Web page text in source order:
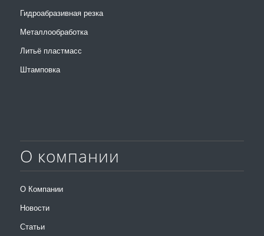
Гидроабразивная резка
Металлообработка
Литьё пластмасс
Штамповка
О компании
О Компании
Новости
Статьи